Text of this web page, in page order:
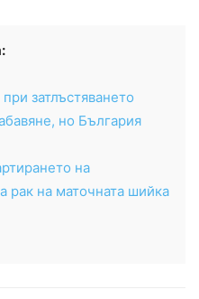
затлъстяването
но България
на
рак на маточната шийка